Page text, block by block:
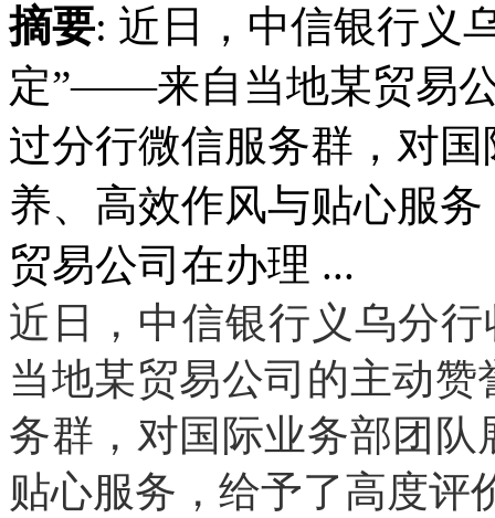
摘要: 近日，中信银行义
定”——来自当地某贸易
过分行微信服务群，对
养、高效作风与贴心服
贸易公司在办理 ...
近日，中信银行义乌分
当地某贸易公司的主动
务群，对国际业务部团
贴心服务，给予了高度评